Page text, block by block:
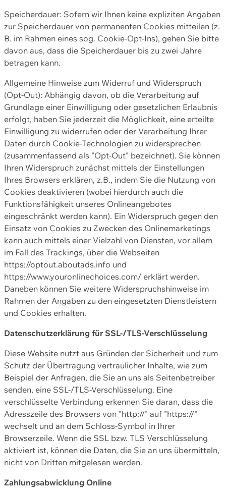
Speicherdauer: Sofern wir Ihnen keine expliziten Angaben
zur Speicherdauer von permanenten Cookies mitteilen (z.
B. im Rahmen eines sog. Cookie-Opt-Ins), gehen Sie bitte
davon aus, dass die Speicherdauer bis zu zwei Jahre
betragen kann.
Allgemeine Hinweise zum Widerruf und Widerspruch
(Opt-Out): Abhängig davon, ob die Verarbeitung auf
Grundlage einer Einwilligung oder gesetzlichen Erlaubnis
erfolgt, haben Sie jederzeit die Möglichkeit, eine erteilte
Einwilligung zu widerrufen oder der Verarbeitung Ihrer
Daten durch Cookie-Technologien zu widersprechen
(zusammenfassend als "Opt-Out" bezeichnet). Sie können
Ihren Widerspruch zunächst mittels der Einstellungen
Ihres Browsers erklären, z.B., indem Sie die Nutzung von
Cookies deaktivieren (wobei hierdurch auch die
Funktionsfähigkeit unseres Onlineangebotes
eingeschränkt werden kann). Ein Widerspruch gegen den
Einsatz von Cookies zu Zwecken des Onlinemarketings
kann auch mittels einer Vielzahl von Diensten, vor allem
im Fall des Trackings, über die Webseiten
https://optout.aboutads.info und
https://www.youronlinechoices.com/ erklärt werden.
Daneben können Sie weitere Widerspruchshinweise im
Rahmen der Angaben zu den eingesetzten Dienstleistern
und Cookies erhalten.
Datenschutzerklärung für SSL-/TLS-Verschlüsselung
Diese Website nutzt aus Gründen der Sicherheit und zum
Schutz der Übertragung vertraulicher Inhalte, wie zum
Beispiel der Anfragen, die Sie an uns als Seitenbetreiber
senden, eine SSL-/TLS-Verschlüsselung. Eine
verschlüsselte Verbindung erkennen Sie daran, dass die
Adresszeile des Browsers von "http://" auf "https://"
wechselt und an dem Schloss-Symbol in Ihrer
Browserzeile. Wenn die SSL bzw. TLS Verschlüsselung
aktiviert ist, können die Daten, die Sie an uns übermitteln,
nicht von Dritten mitgelesen werden.
Zahlungsabwicklung Online